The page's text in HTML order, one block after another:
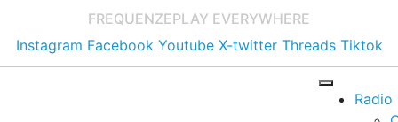
FREQUENZEPLAY EVERYWHERE
Instagram Facebook Youtube X-twitter Threads Tiktok
Radio